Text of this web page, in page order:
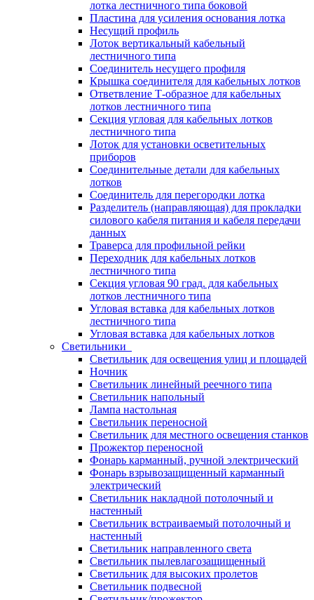
лотка лестничного типа боковой
Пластина для усиления основания лотка
Несущий профиль
Лоток вертикальный кабельный
лестничного типа
Соединитель несущего профиля
Крышка соединителя для кабельных лотков
Ответвление Т-образное для кабельных
лотков лестничного типа
Секция угловая для кабельных лотков
лестничного типа
Лоток для установки осветительных
приборов
Соединительные детали для кабельных
лотков
Соединитель для перегородки лотка
Разделитель (направляющая) для прокладки
силового кабеля питания и кабеля передачи
данных
Траверса для профильной рейки
Переходник для кабельных лотков
лестничного типа
Секция угловая 90 град. для кабельных
лотков лестничного типа
Угловая вставка для кабельных лотков
лестничного типа
Угловая вставка для кабельных лотков
Светильники
Светильник для освещения улиц и площадей
Ночник
Светильник линейный реечного типа
Светильник напольный
Лампа настольная
Светильник переносной
Светильник для местного освещения станков
Прожектор переносной
Фонарь карманный, ручной электрический
Фонарь взрывозащищенный карманный
электрический
Светильник накладной потолочный и
настенный
Светильник встраиваемый потолочный и
настенный
Светильник направленного света
Светильник пылевлагозащищенный
Светильник для высоких пролетов
Светильник подвесной